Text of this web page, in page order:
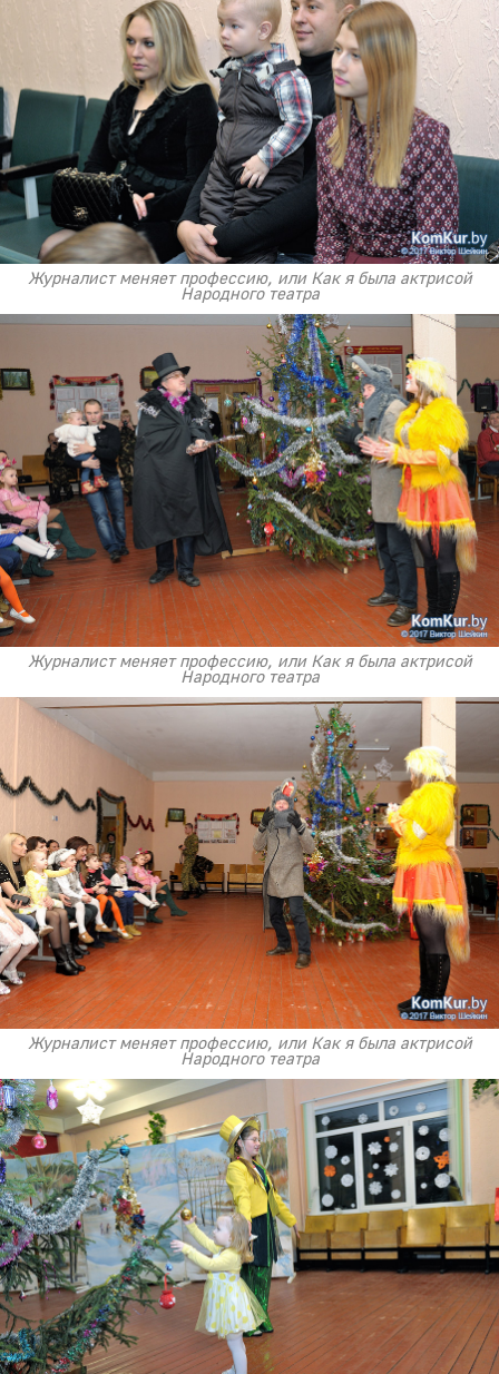
Журналист меняет профессию, или Как я была актрисой
Народного театра
Журналист меняет профессию, или Как я была актрисой
Народного театра
Журналист меняет профессию, или Как я была актрисой
Народного театра